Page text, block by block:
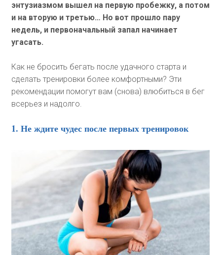
энтузиазмом вышел на первую пробежку, а потом
и на вторую и третью… Но вот прошло пару
недель, и первоначальный запал начинает
угасать.
Как не бросить бегать после удачного старта и
сделать тренировки более комфортными? Эти
рекомендации помогут вам (снова) влюбиться в бег
всерьез и надолго.
1. Не ждите чудес после первых тренировок